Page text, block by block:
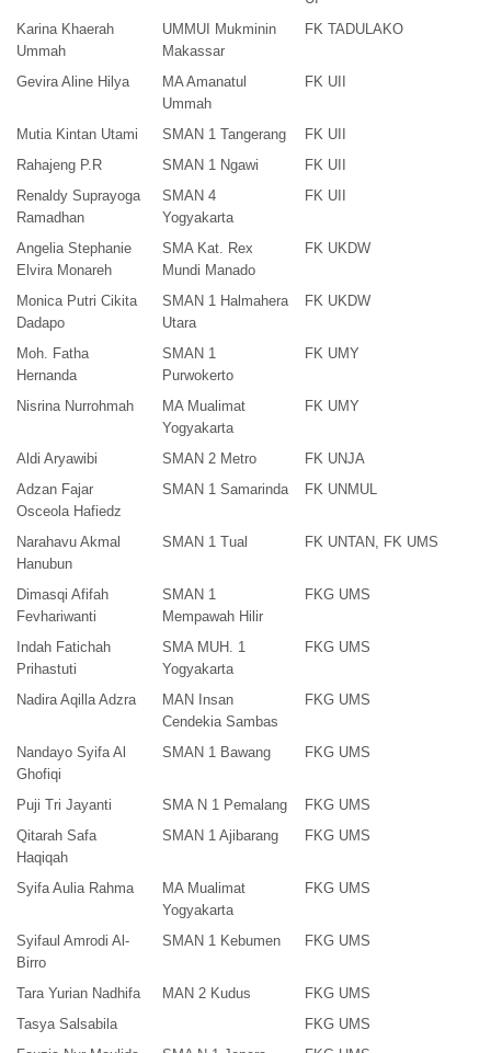
Karina Khaerah
Ummah
UMMUI Mukminin
Makassar
FK TADULAKO
Gevira Aline Hilya
MA Amanatul
Ummah
FK UII
Mutia Kintan Utami SMAN 1 Tangerang
FK UII
Rahajeng P.R
SMAN 1 Ngawi
FK UII
Renaldy Suprayoga
Ramadhan
SMAN 4
Yogyakarta
FK UII
Angelia Stephanie
Elvira Monareh
SMA Kat. Rex
Mundi Manado
FK UKDW
Monica Putri Cikita
Dadapo
SMAN 1 Halmahera
Utara
FK UKDW
Moh. Fatha
Hernanda
SMAN 1
Purwokerto
FK UMY
Nisrina Nurrohmah
MA Mualimat
Yogyakarta
FK UMY
Aldi Aryawibi SMAN 2 Metro
FK UNJA
Adzan Fajar
Osceola Hafiedz
SMAN 1 Samarinda FK UNMUL
Narahavu Akmal
Hanubun
SMAN 1 Tual FK UNTAN, FK UMS
Dimasqi Afifah
Fevhariwanti
SMAN 1
Mempawah Hilir
FKG UMS
Indah Fatichah
Prihastuti
SMA MUH. 1
Yogyakarta
FKG UMS
Nadira Aqilla Adzra
MAN Insan
Cendekia Sambas
FKG UMS
Nandayo Syifa Al
Ghofiqi
SMAN 1 Bawang FKG UMS
Puji Tri Jayanti SMA N 1 Pemalang
FKG UMS
Qitarah Safa
Haqiqah
SMAN 1 Ajibarang FKG UMS
Syifa Aulia Rahma
MA Mualimat
Yogyakarta
FKG UMS
Syifaul Amrodi Al-
Birro
SMAN 1 Kebumen FKG UMS
Tara Yurian Nadhifa MAN 2 Kudus
FKG UMS
Tasya Salsabila
FKG UMS